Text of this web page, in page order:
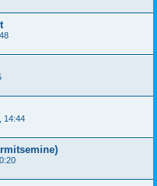
14:44